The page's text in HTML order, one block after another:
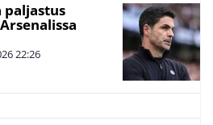
22:26